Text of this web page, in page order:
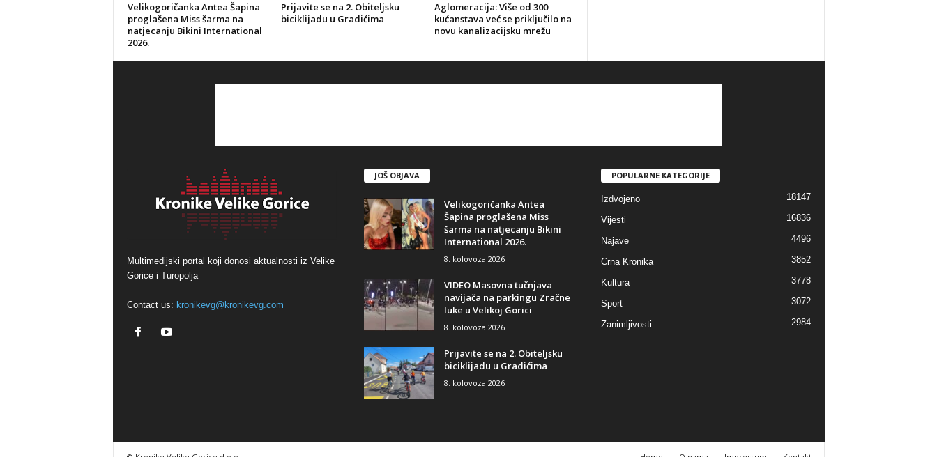
Velikogoričanka Antea Šapina
proglašena Miss šarma na
natjecanju Bikini International
2026.
Prijavite se na 2. Obiteljsku
biciklijadu u Gradićima
Aglomeracija: Više od 300
kućanstava već se priključilo na
novu kanalizacijsku mrežu
Multimedijski portal koji donosi aktualnosti iz Velike
Gorice i Turopolja
Contact us: kronikevg@kronikevg.com
JOŠ OBJAVA
Velikogoričanka Antea
Šapina proglašena Miss
šarma na natjecanju Bikini
International 2026.
8. kolovoza 2026
VIDEO Masovna tučnjava
navijača na parkingu Zračne
luke u Velikoj Gorici
8. kolovoza 2026
Prijavite se na 2. Obiteljsku
biciklijadu u Gradićima
8. kolovoza 2026
POPULARNE KATEGORIJE
Izdvojeno 18147
Vijesti 16836
Najave 4496
Crna Kronika 3852
Kultura 3778
Sport 3072
Zanimljivosti 2984